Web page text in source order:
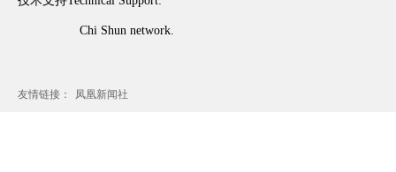
Chi Shun network.
友情链接： 凤凰新闻社